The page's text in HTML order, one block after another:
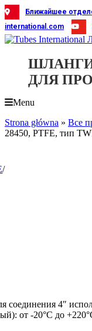
Skip
to
content
Ближайшее
international.com
ДЛЯ
Menu
Strona główna » Все
28450, PTFE, тип
/
4″
от -20°C до